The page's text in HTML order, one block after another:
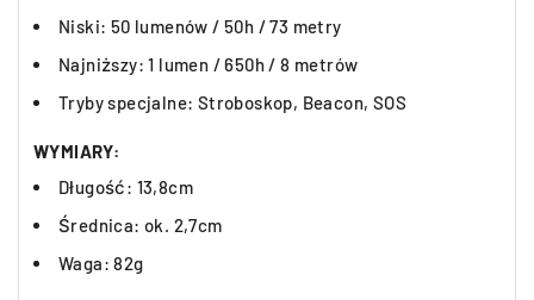
Niski: 50 lumenów / 50h / 73 metry
Najniższy: 1 lumen / 650h / 8 metrów
Tryby specjalne: Stroboskop, Beacon, SOS
WYMIARY:
Długość: 13,8cm
Średnica: ok. 2,7cm
Waga: 82g